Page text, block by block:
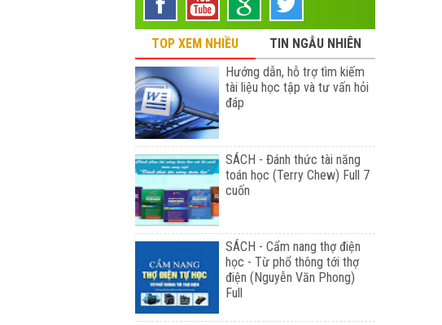
TOP XEM NHIỀU
TIN NGẪU NHIÊN
Hướng dẫn, hỗ trợ tìm kiếm
tài liệu học tập và tư vấn hỏi
đáp
SÁCH - Đánh thức tài năng
toán học (Terry Chew) Full 7
cuốn
SÁCH - Cẩm nang thợ điện
học - Từ phổ thông tới thợ
điện (Nguyễn Văn Phong)
Full